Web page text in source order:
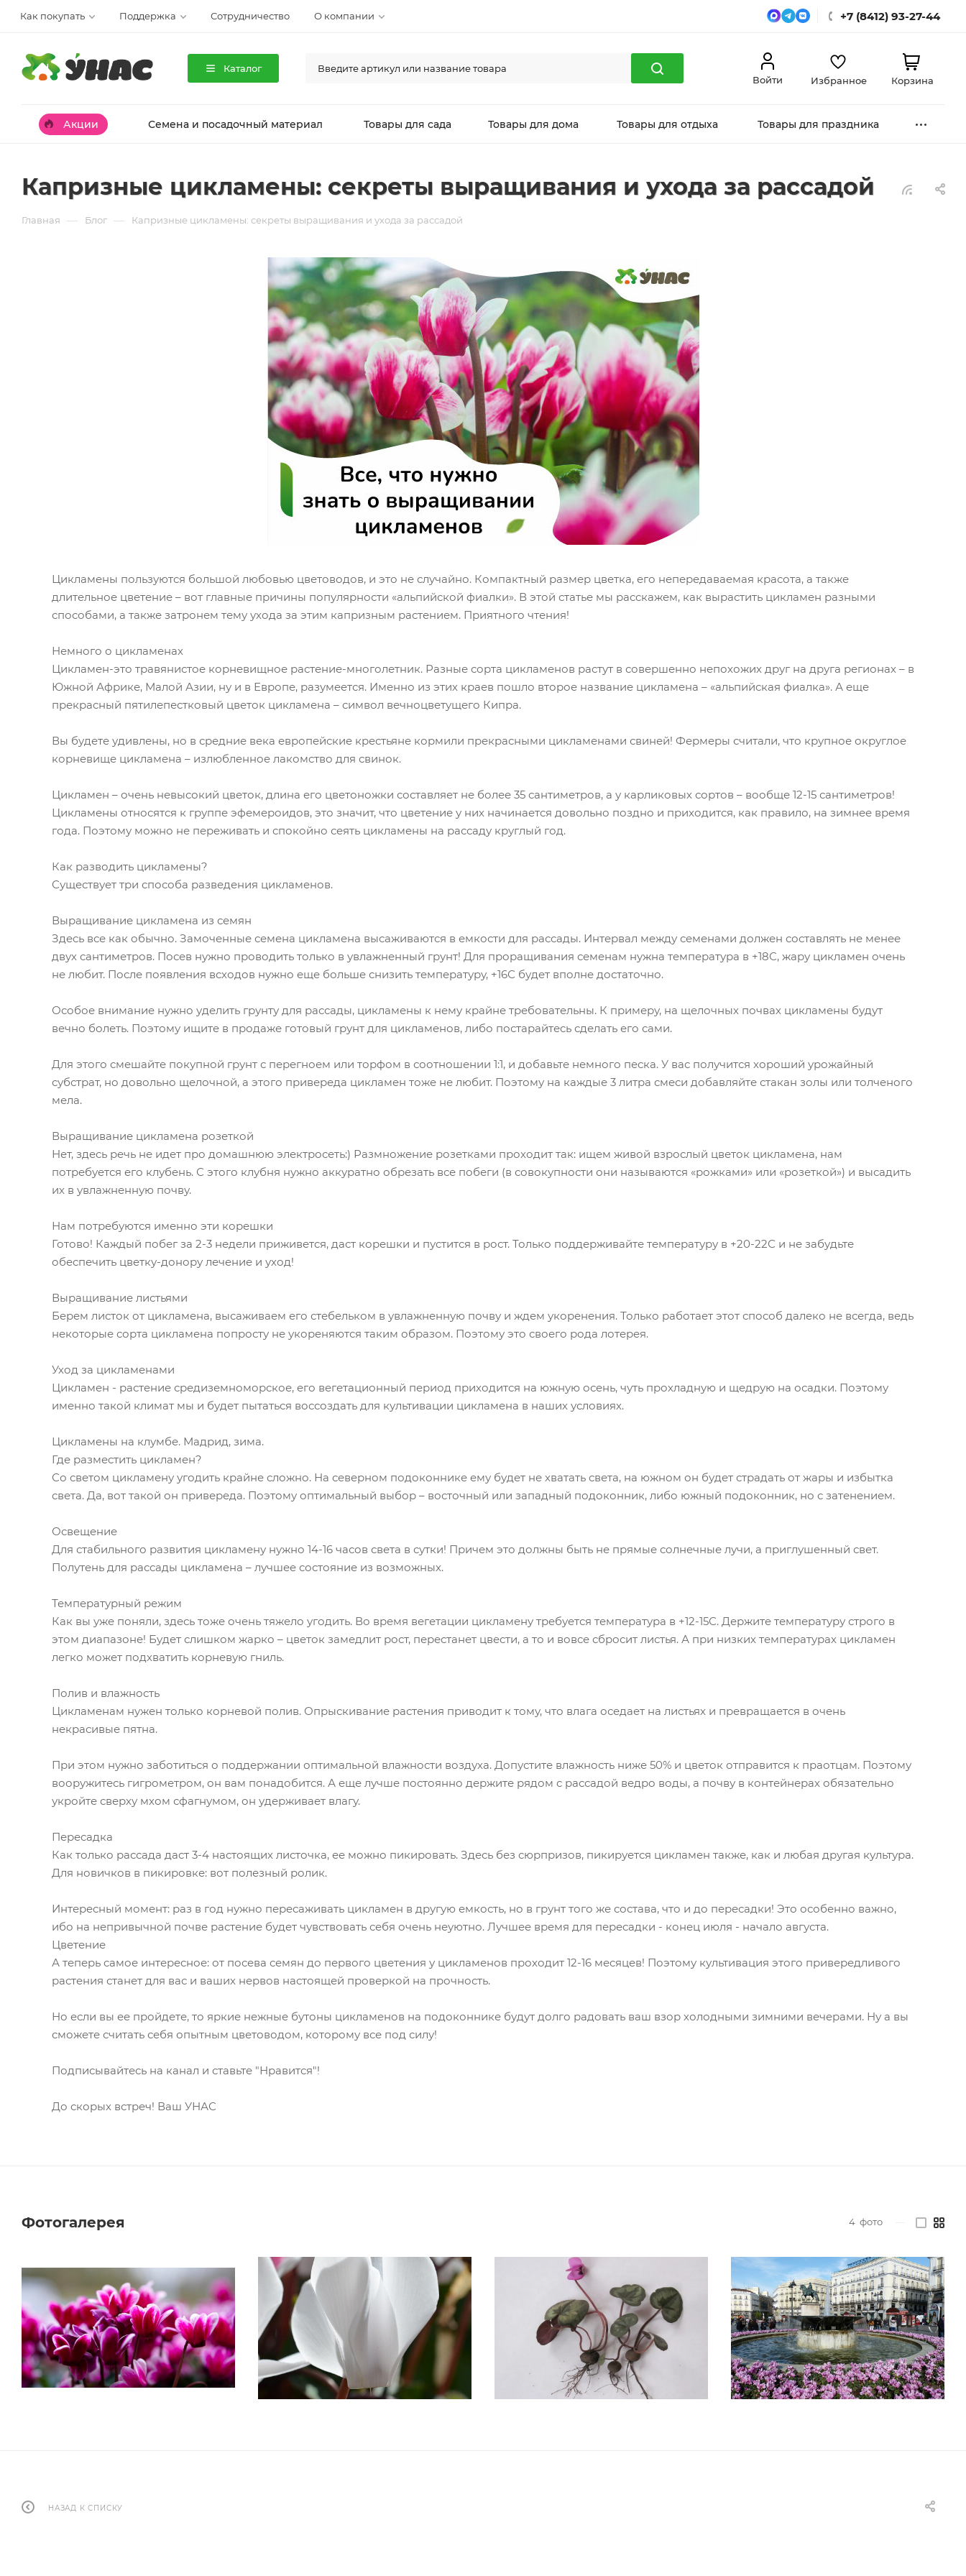
Как покупать Поддержка Сотрудничество О компании +7 (8412) 93-27-44
Каталог
Войти
Избранное Корзина
Акции Семена и посадочный материал Товары для сада Товары для дома Товары для отдыха Товары для праздника
Капризные цикламены: секреты выращивания и ухода за рассадой
Главная — Блог — Капризные цикламены: секреты выращивания и ухода за рассадой
Цикламены пользуются большой любовью цветоводов, и это не случайно. Компактный размер цветка, его непередаваемая красота, а также
длительное цветение – вот главные причины популярности «альпийской фиалки». В этой статье мы расскажем, как вырастить цикламен разными
способами, а также затронем тему ухода за этим капризным растением. Приятного чтения!
Немного о цикламенах
Цикламен-это травянистое корневищное растение-многолетник. Разные сорта цикламенов растут в совершенно непохожих друг на друга регионах – в
Южной Африке, Малой Азии, ну и в Европе, разумеется. Именно из этих краев пошло второе название цикламена – «альпийская фиалка». А еще
прекрасный пятилепестковый цветок цикламена – символ вечноцветущего Кипра.
Вы будете удивлены, но в средние века европейские крестьяне кормили прекрасными цикламенами свиней! Фермеры считали, что крупное округлое
корневище цикламена – излюбленное лакомство для свинок.
Цикламен – очень невысокий цветок, длина его цветоножки составляет не более 35 сантиметров, а у карликовых сортов – вообще 12-15 сантиметров!
Цикламены относятся к группе эфемероидов, это значит, что цветение у них начинается довольно поздно и приходится, как правило, на зимнее время
года. Поэтому можно не переживать и спокойно сеять цикламены на рассаду круглый год.
Как разводить цикламены?
Существует три способа разведения цикламенов.
Выращивание цикламена из семян
Здесь все как обычно. Замоченные семена цикламена высаживаются в емкости для рассады. Интервал между семенами должен составлять не менее
двух сантиметров. Посев нужно проводить только в увлажненный грунт! Для проращивания семенам нужна температура в +18С, жару цикламен очень
не любит. После появления всходов нужно еще больше снизить температуру, +16С будет вполне достаточно.
Особое внимание нужно уделить грунту для рассады, цикламены к нему крайне требовательны. К примеру, на щелочных почвах цикламены будут
вечно болеть. Поэтому ищите в продаже готовый грунт для цикламенов, либо постарайтесь сделать его сами.
Для этого смешайте покупной грунт с перегноем или торфом в соотношении 1:1, и добавьте немного песка. У вас получится хороший урожайный
субстрат, но довольно щелочной, а этого привереда цикламен тоже не любит. Поэтому на каждые 3 литра смеси добавляйте стакан золы или толченого
мела.
Выращивание цикламена розеткой
Нет, здесь речь не идет про домашнюю электросеть:) Размножение розетками проходит так: ищем живой взрослый цветок цикламена, нам
потребуется его клубень. С этого клубня нужно аккуратно обрезать все побеги (в совокупности они называются «рожками» или «розеткой») и высадить
их в увлажненную почву.
Нам потребуются именно эти корешки
Готово! Каждый побег за 2-3 недели приживется, даст корешки и пустится в рост. Только поддерживайте температуру в +20-22С и не забудьте
обеспечить цветку-донору лечение и уход!
Выращивание листьями
Берем листок от цикламена, высаживаем его стебельком в увлажненную почву и ждем укоренения. Только работает этот способ далеко не всегда, ведь
некоторые сорта цикламена попросту не укореняются таким образом. Поэтому это своего рода лотерея.
Уход за цикламенами
Цикламен - растение средиземноморское, его вегетационный период приходится на южную осень, чуть прохладную и щедрую на осадки. Поэтому
именно такой климат мы и будет пытаться воссоздать для культивации цикламена в наших условиях.
Цикламены на клумбе. Мадрид, зима.
Где разместить цикламен?
Со светом цикламену угодить крайне сложно. На северном подоконнике ему будет не хватать света, на южном он будет страдать от жары и избытка
света. Да, вот такой он привереда. Поэтому оптимальный выбор – восточный или западный подоконник, либо южный подоконник, но с затенением.
Освещение
Для стабильного развития цикламену нужно 14-16 часов света в сутки! Причем это должны быть не прямые солнечные лучи, а приглушенный свет.
Полутень для рассады цикламена – лучшее состояние из возможных.
Температурный режим
Как вы уже поняли, здесь тоже очень тяжело угодить. Во время вегетации цикламену требуется температура в +12-15С. Держите температуру строго в
этом диапазоне! Будет слишком жарко – цветок замедлит рост, перестанет цвести, а то и вовсе сбросит листья. А при низких температурах цикламен
легко может подхватить корневую гниль.
Полив и влажность
Цикламенам нужен только корневой полив. Опрыскивание растения приводит к тому, что влага оседает на листьях и превращается в очень
некрасивые пятна.
При этом нужно заботиться о поддержании оптимальной влажности воздуха. Допустите влажность ниже 50% и цветок отправится к праотцам. Поэтому
вооружитесь гигрометром, он вам понадобится. А еще лучше постоянно держите рядом с рассадой ведро воды, а почву в контейнерах обязательно
укройте сверху мхом сфагнумом, он удерживает влагу.
Пересадка
Как только рассада даст 3-4 настоящих листочка, ее можно пикировать. Здесь без сюрпризов, пикируется цикламен также, как и любая другая культура.
Для новичков в пикировке: вот полезный ролик.
Интересный момент: раз в год нужно пересаживать цикламен в другую емкость, но в грунт того же состава, что и до пересадки! Это особенно важно,
ибо на непривычной почве растение будет чувствовать себя очень неуютно. Лучшее время для пересадки - конец июля - начало августа.
Цветение
А теперь самое интересное: от посева семян до первого цветения у цикламенов проходит 12-16 месяцев! Поэтому культивация этого привередливого
растения станет для вас и ваших нервов настоящей проверкой на прочность.
Но если вы ее пройдете, то яркие нежные бутоны цикламенов на подоконнике будут долго радовать ваш взор холодными зимними вечерами. Ну а вы
сможете считать себя опытным цветоводом, которому все под силу!
Подписывайтесь на канал и ставьте "Нравится"!
До скорых встреч! Ваш УНАС
Фотогалерея 4 фото
НАЗАД К СПИСКУ